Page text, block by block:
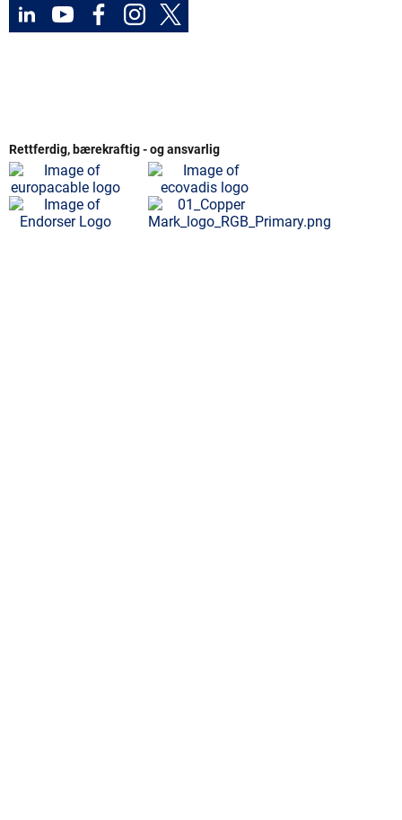
Rettferdig, bærekraftig - og ansvarlig